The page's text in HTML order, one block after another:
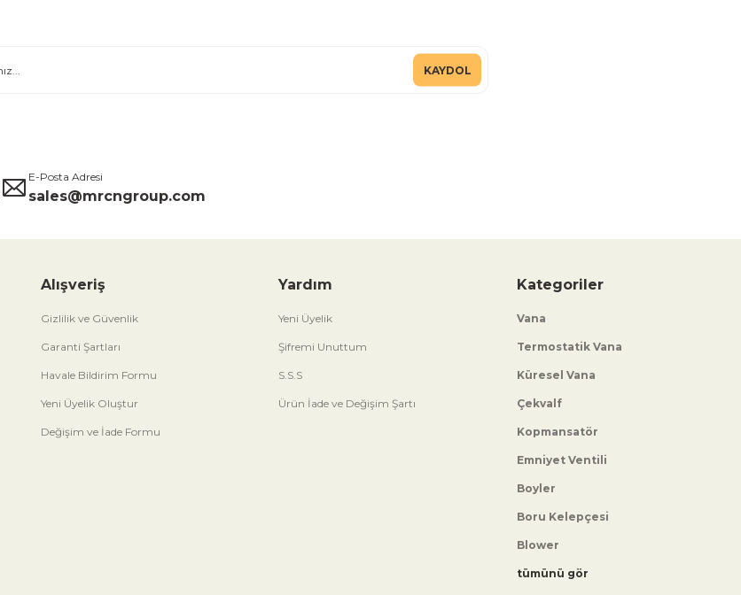
KAYDOL
E-Posta Adresi
sales@mrcngroup.com
Alışveriş
Gizlilik ve Güvenlik
Garanti Şartları
Havale Bildirim Formu
Yeni Üyelik Oluştur
Değişim ve İade Formu
Yardım
Yeni Üyelik
Şifremi Unuttum
S.S.S
Ürün İade ve Değişim Şartı
Kategoriler
Vana
Termostatik Vana
Küresel Vana
Çekvalf
Kopmansatör
Emniyet Ventili
Boyler
Boru Kelepçesi
Blower
tümünü gör